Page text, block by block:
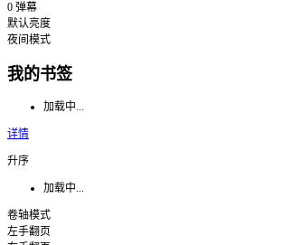
0 弹幕
默认亮度
夜间模式
我的书签
加载中...
详情
升序
加载中...
卷轴模式
左手翻页